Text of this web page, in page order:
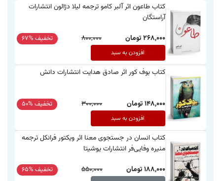
کتاب طاعون اثر آلبر کامو ترجمه لیلا دژالون انتشارات
آراستگان
268,000 تومان
800,000 تخفیف %67
افزودن به سبد
کتاب بوف کور اثر صادق هدایت انتشارات دانش
148,000 تومان 300,000 تخفیف %50
افزودن به سبد
کتاب انسان در جستجوی معنا اثر ویکتور فرانکل ترجمه
منیره وفایی‌فر انتشارات یوشیتا
188,000 تومان
550,000 تخفیف %65